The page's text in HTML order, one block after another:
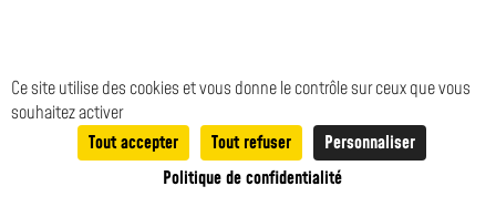
LE TUNNEL AUX PIAFS
0
Ce site utilise des cookies et vous donne le contrôle sur ceux que vous
souhaitez activer
Tout accepter
Tout refuser
Personnaliser
Politique de confidentialité